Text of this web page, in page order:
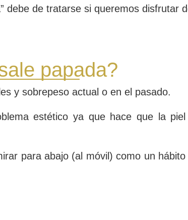
debe de tratarse si queremos disfrutar
papada?
y sobrepeso actual o en el pasado.
estético ya que hace que la
para abajo (al móvil) como un